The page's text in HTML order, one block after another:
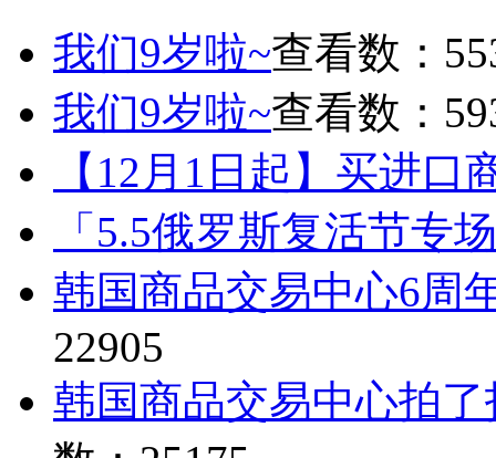
我们9岁啦~查看数：
我们9岁啦~查看数：
【12月1日起】买进口
「5.5俄罗斯复活节专
韩国商品交易中心6周
22905
韩国商品交易中心拍